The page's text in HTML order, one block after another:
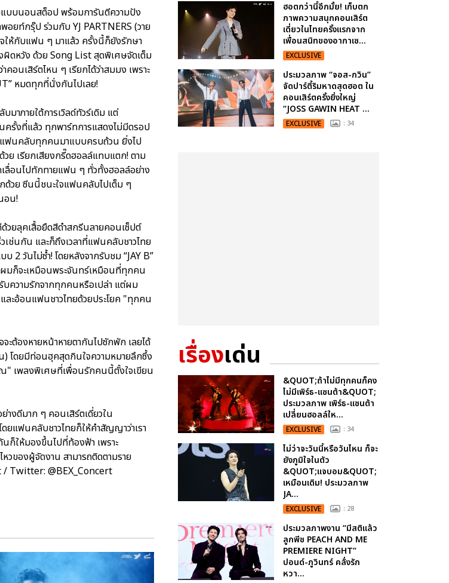
แบบนอนสต็อป พร้อมการันตีความปัง
อยท์กรุ๊ป ร่วมกับ YJ PARTNERS (วาย
ให้กับแฟน ๆ มาแล้ว ครั้งนี้ก็ยังรักษา
ผิดหวัง ด้วย Song List สุดพิเศษจัดเต็ม
อนเสิร์ตไหน ๆ เรียกได้ว่าสมมง เพราะ
หมดทุกที่นั่งกันไปเลย!
มาภายใต้การเวิลด์ทัวร์เดิม แต่
ครั้งที่แล้ว ทุกพาร์ทการแสดงไม่มีดรอป
แฟนคลับทุกคนมาแบบครบถ้วน ยิ่งไป
ย เรียกเสียงกรี๊ดฮอลล์แทบแตก! ตาม
เลื่อนไปทักทายแฟน ๆ ทั่วทั้งฮอลล์อย่าง
ด้วย ซีนนี้ชนะใจแฟนคลับไปเต็ม ๆ
อน!
ด้วยลุคเสื้อยืดสีดำสกรีนลายคอนเซ็ปต์
เช่นกัน และก็ถึงเวลาที่แฟนคลับชาวไทย
2 วันไม่ซ้ำ! โดยหลังจากรับชม “JAY B”
มก็จะเหมือนพระจันทร์เหมือนที่ทุกคน
รับความรักจากทุกคนหรือเปล่า แต่ผม
ละอ้อนแฟนชาวไทยด้วยประโยค "ทุกคน
ะต้องหายหน้าหายตากันไปซักพัก เลยได้
) โดยมีท่อนฮุคสุดกินใจความหมายลึกซึ้ง
" เพลงพิเศษที่เพื่อนรักคนนี้ตั้งใจเขียน
างดีมาก ๆ คอนเสิร์ตเดี่ยวใน
ยแฟนคลับชาวไทยก็ให้คำสัญญาว่าเรา
ก็ให้มองขึ้นไปที่ท้องฟ้า เพราะ
หวของผู้จัดงาน สามารถติดตามราย
/ Twitter: @BEX_Concert
ฮอตกว่านี้อีกมั้ย! เก็บตก
ภาพความสนุกคอนเสิร์ต
เดี่ยวในไทยครั้งแรกจาก
เพื่อนสนิทของอากาเซ...
EXCLUSIVE
ประมวลภาพ “จอส-กวิน”
จัดปาร์ตี้ริมหาดสุดฮอต ใน
คอนเสิร์ตครั้งยิ่งใหญ่
“JOSS GAWIN HEAT ...
EXCLUSIVE : 34
เรื่องเด่น
&QUOT;ถ้าไม่มีทุกคนก็คง
ไม่มีเพิร์ธ-แซนต้า&QUOT;
ประมวลภาพ เพิร์ธ-แซนต้า
เปลี่ยนฮอลล์ให...
EXCLUSIVE : 34
ไม่ว่าจะวันนี้หรือวันไหน ก็จะ
ยังภูมิใจในตัว
&QUOT;แจบอม&QUOT;
เหมือนเดิม! ประมวลภาพ
JA...
EXCLUSIVE : 28
ประมวลภาพงาน “มีสติแล้ว
ลูกพีช PEACH AND ME
PREMIERE NIGHT”
ปอนด์-ภูวินทร์ คลั่งรัก
หวา...